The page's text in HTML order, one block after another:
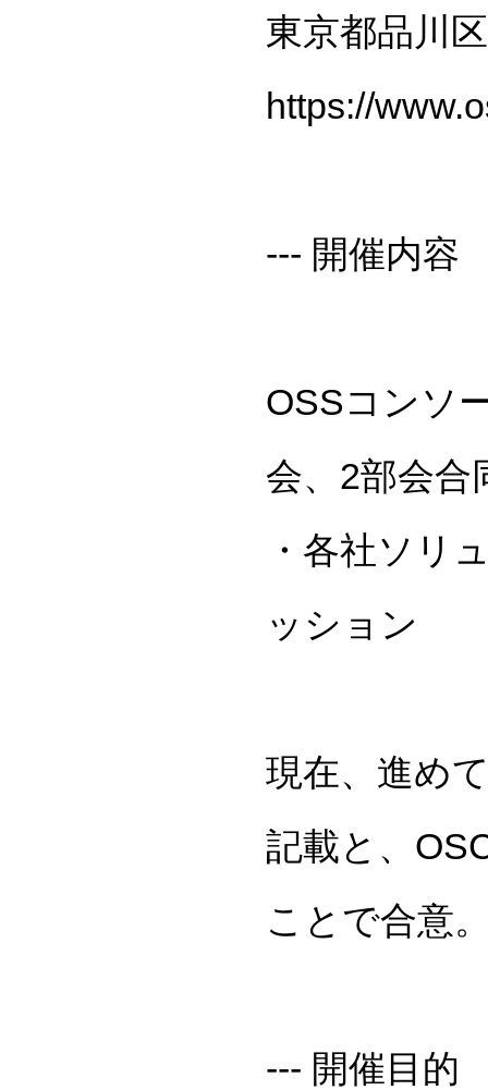
東京都品川
https://
--- 開催内容
OSSコンソ
会、2部会合
・各社ソリ
ッション
現在、進め
記載と、
ことで合意
--- 開催目的